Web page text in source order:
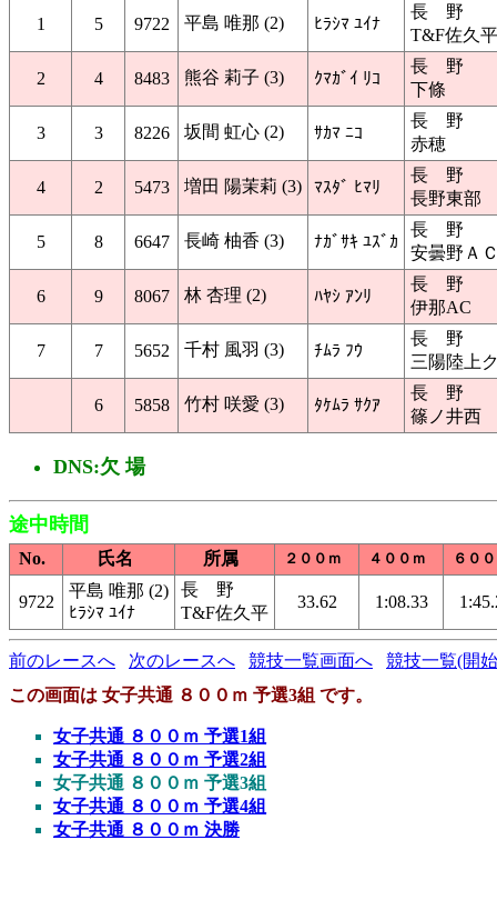
1 5 9722 平島 唯那 (2) ﾋﾗｼﾏ ﾕｲﾅ
長 野
T&F佐久平
2 4 8483 熊谷 莉子 (3) ｸﾏｶﾞｲ ﾘｺ
長 野
下條
3 3 8226 坂間 虹心 (2) ｻｶﾏ ﾆｺ
長 野
赤穂
4 2 5473 増田 陽茉莉 (3) ﾏｽﾀﾞ ﾋﾏﾘ
長 野
長野東部
5 8 6647 長崎 柚香 (3) ﾅｶﾞｻｷ ﾕｽﾞｶ
長 野
安曇野Ａ
6 9 8067 林 杏理 (2) ﾊﾔｼ ｱﾝﾘ
長 野
伊那AC
7 7 5652 千村 風羽 (3) ﾁﾑﾗ ﾌｳ
長 野
三陽陸上
6 5858 竹村 咲愛 (3) ﾀｹﾑﾗ ｻｸｱ
長 野
篠ノ井西
DNS:欠 場
途中時間
No. 氏名 所属 ２００ｍ ４００ｍ ６０
9722
平島 唯那 (2)
ﾋﾗｼﾏ ﾕｲﾅ
長 野
T&F佐久平
33.62 1:08.33
前のレースへ 次のレースへ 競技一覧画面へ
競技一覧(開
この画面は 女子共通 ８００ｍ 予選3組 です。
女子共通 ８００ｍ 予選1組
女子共通 ８００ｍ 予選2組
女子共通 ８００ｍ 予選3組
女子共通 ８００ｍ 予選4組
女子共通 ８００ｍ 決勝